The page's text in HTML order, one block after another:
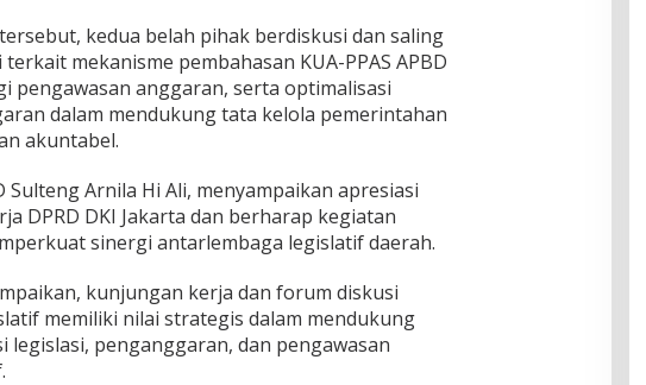
kedua belah pihak berdiskusi dan saling
mekanisme pembahasan KUA-PPAS APBD
pengawasan anggaran, serta optimalisasi
dalam mendukung tata kelola pemerintahan
akuntabel.
Sulteng Arnila Hi Ali, menyampaikan apresiasi
DPRD DKI Jakarta dan berharap kegiatan
sinergi antarlembaga legislatif daerah.
kunjungan kerja dan forum diskusi
memiliki nilai strategis dalam mendukung
legislasi, penganggaran, dan pengawasan